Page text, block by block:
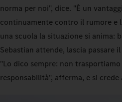
norma per noi", dice. "È un
continuamente contro il rumore e
una scuola la situazione si anima:
Sebastian attende, lascia passare
"Lo dico sempre: non
responsabilità", afferma, e si crede